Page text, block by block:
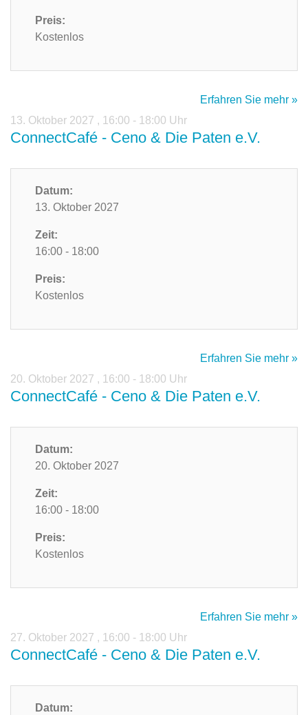
Preis:
Kostenlos
Erfahren Sie mehr »
13. Oktober 2027 , 16:00 - 18:00 Uhr
ConnectCafé - Ceno & Die Paten e.V.
Datum:
13. Oktober 2027
Zeit:
16:00 - 18:00
Preis:
Kostenlos
Erfahren Sie mehr »
20. Oktober 2027 , 16:00 - 18:00 Uhr
ConnectCafé - Ceno & Die Paten e.V.
Datum:
20. Oktober 2027
Zeit:
16:00 - 18:00
Preis:
Kostenlos
Erfahren Sie mehr »
27. Oktober 2027 , 16:00 - 18:00 Uhr
ConnectCafé - Ceno & Die Paten e.V.
Datum: